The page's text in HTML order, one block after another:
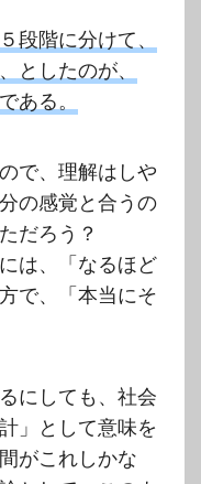
段階に分けて、
としたのが、
ある。
で、理解はしや
の感覚と合うの
だろう？
は、「なるほど
で、「本当にそ
にしても、社会
」として意味を
がこれしかな